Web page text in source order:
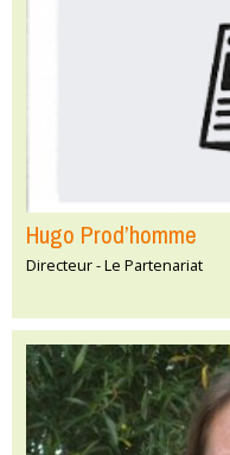
Hugo Prod’homme
Directeur - Le Partenariat